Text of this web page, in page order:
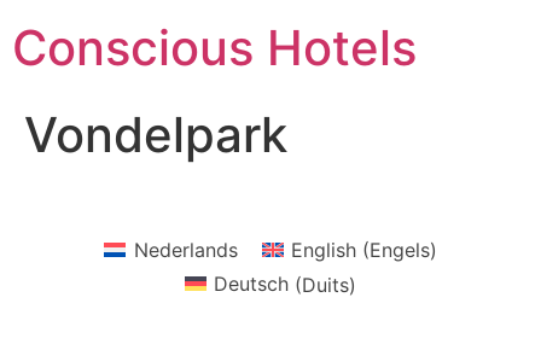
naar
Conscious Hotels
Vondelpark
Nederlands English(Engels)
Deutsch (Duits)